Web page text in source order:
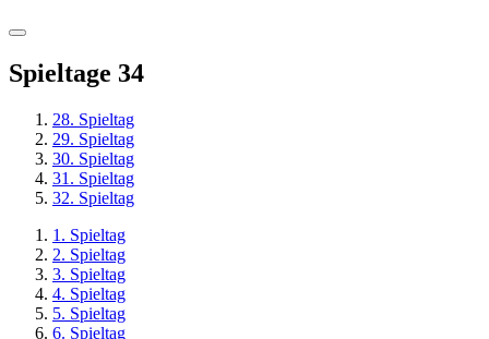
Spieltage 34
28. Spieltag
29. Spieltag
30. Spieltag
31. Spieltag
32. Spieltag
1. Spieltag
2. Spieltag
3. Spieltag
4. Spieltag
5. Spieltag
6. Spieltag